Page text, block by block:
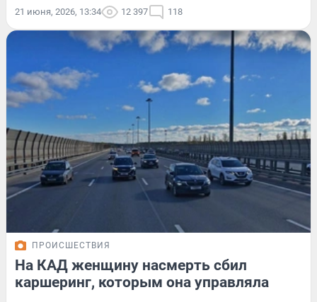
21 июня, 2026, 13:34 12 397 118
ПРОИСШЕСТВИЯ
На КАД женщину насмерть сбил
каршеринг, которым она управляла